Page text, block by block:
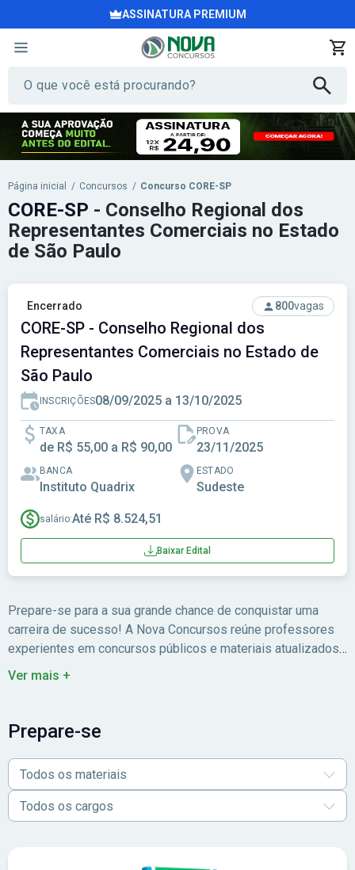
ASSINATURA PREMIUM
Página inicial / Concursos / Concurso CORE-SP
Encerrado 800vagas
CORE-SP - Conselho Regional dos
Representantes Comerciais no Estado de
São Paulo
INSCRIÇÕES08/09/2025 a 13/10/2025
TAXA
de R$ 55,00 a R$ 90,00
PROVA
23/11/2025
BANCA
Instituto Quadrix
ESTADO
Sudeste
salário:Até R$ 8.524,51
Baixar Edital
CORE-SP - Conselho Regional dos
Representantes Comerciais no Estado
de São Paulo
Prepare-se para a sua grande chance de conquistar uma
carreira de sucesso! A Nova Concursos reúne professores
experientes em concursos públicos e materiais atualizados
para você estudar com foco no edital.
Ver mais +
Prepare-se
Todos os materiais
Todos os cargos